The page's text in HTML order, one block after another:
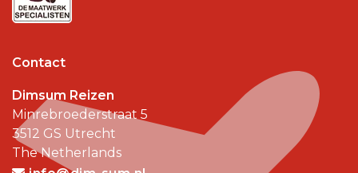
Contact
Dimsum Reizen
Minrebroederstraat 5
3512 GS Utrecht
The Netherlands